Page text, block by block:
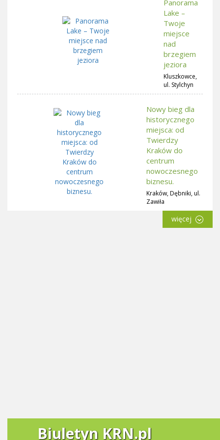
Panorama
Lake –
Twoje
miejsce
nad
brzegiem
jeziora
Kluszkowce,
ul. Stylchyn
Nowy bieg dla
historycznego
miejsca: od
Twierdzy
Kraków do
centrum
nowoczesnego
biznesu.
Kraków, Dębniki, ul.
Zawiła
więcej
Biuletyn KRN.pl